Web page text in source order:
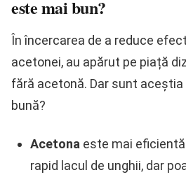
este mai bun?
În încercarea de a reduce
acetonei, au apărut pe piață
fără acetonă. Dar sunt
bună?
Acetona este mai
rapid lacul de unghii, dar